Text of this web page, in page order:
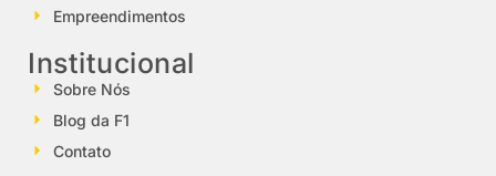
Empreendimentos
Institucional
Sobre Nós
Blog da F1
Contato